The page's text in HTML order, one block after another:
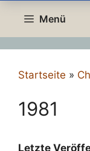
Menü
Startseite »
1981
Letzte